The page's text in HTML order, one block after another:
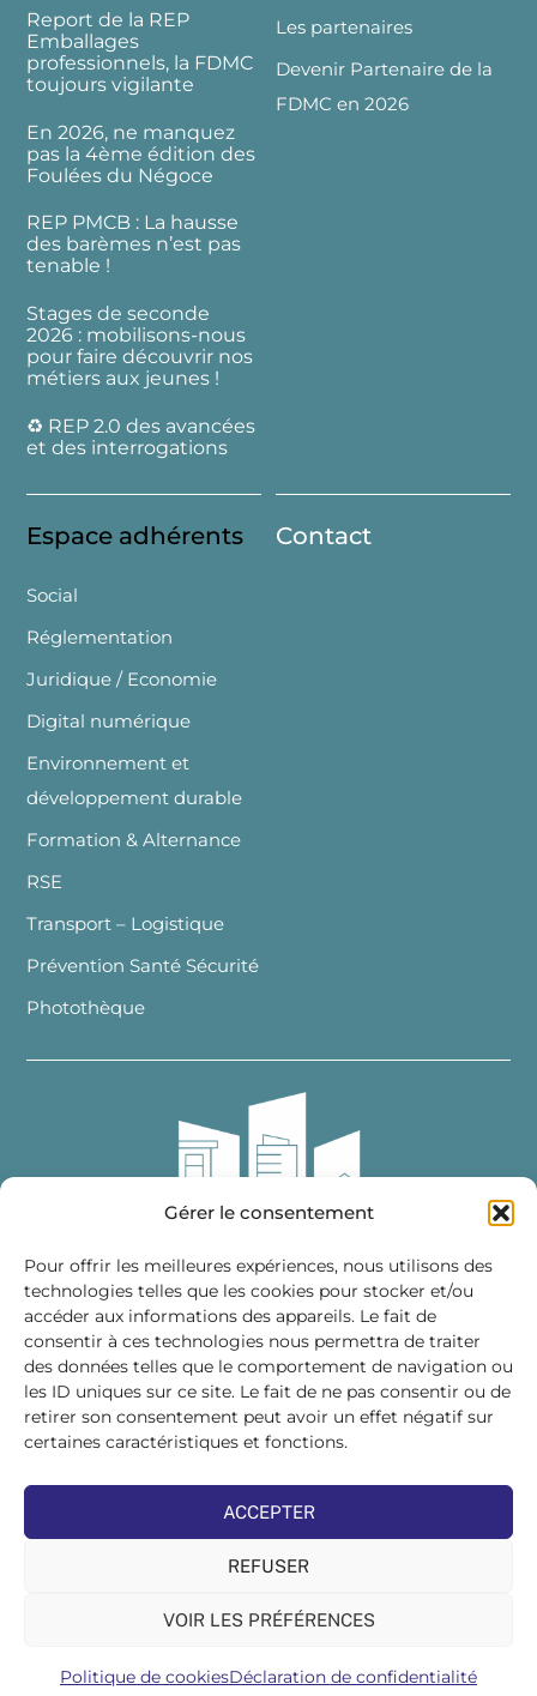
Gérer le consentement
Pour offrir les meilleures expériences, nous utilisons des
technologies telles que les cookies pour stocker et/ou
accéder aux informations des appareils. Le fait de
consentir à ces technologies nous permettra de traiter
des données telles que le comportement de navigation ou
les ID uniques sur ce site. Le fait de ne pas consentir ou de
retirer son consentement peut avoir un effet négatif sur
certaines caractéristiques et fonctions.
ACCEPTER
REFUSER
VOIR LES PRÉFÉRENCES
Politique de cookiesDéclaration de confidentialité
Report de la REP
Emballages
professionnels, la FDMC
toujours vigilante
En 2026, ne manquez
pas la 4ème édition des
Foulées du Négoce
REP PMCB : La hausse
des barèmes n’est pas
tenable !
Stages de seconde
2026 : mobilisons-nous
pour faire découvrir nos
métiers aux jeunes !
♻️ REP 2.0 des avancées
et des interrogations
Les partenaires
Devenir Partenaire de la
FDMC en 2026
Espace adhérents
Social
Réglementation
Juridique / Economie
Digital numérique
Environnement et
développement durable
Formation & Alternance
RSE
Transport – Logistique
Prévention Santé Sécurité
Photothèque
Contact
Fédération des Distributeurs
de Matériaux de Construction
215 bis, boulevard Saint-Germain
75007 PARIS
Tél : 01 45 48 28 44
Suivez-nous sur les réseaux sociaux :